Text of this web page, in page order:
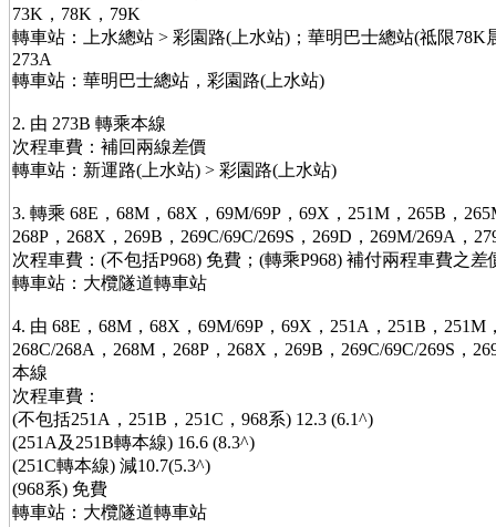
73K，78K，79K
轉車站：上水總站 > 彩園路(上水站)；華明巴士總站(祗限78K
273A
轉車站：華明巴士總站，彩園路(上水站)
2. 由 273B 轉乘本線
次程車費：補回兩線差價
轉車站：新運路(上水站) > 彩園路(上水站)
3. 轉乘 68E，68M，68X，69M/69P，69X，251M，265B，
268P，268X，269B，269C/69C/269S，269D，269M/269A，
次程車費：(不包括P968) 免費；(轉乘P968) 補付兩程車費之差
轉車站：大欖隧道轉車站
4. 由 68E，68M，68X，69M/69P，69X，251A，251B，251M
268C/268A，268M，268P，268X，269B，269C/69C/269S，
本線
次程車費：
(不包括251A，251B，251C，968系) 12.3 (6.1^)
(251A及251B轉本線) 16.6 (8.3^)
(251C轉本線) 減10.7(5.3^)
(968系) 免費
轉車站：大欖隧道轉車站